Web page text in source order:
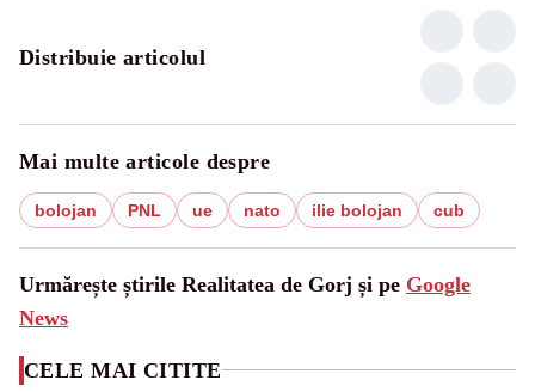
Distribuie articolul
Mai multe articole despre
bolojan PNL ue nato ilie bolojan cub
Urmărește știrile Realitatea de Gorj și pe Google
News
CELE MAI CITITE